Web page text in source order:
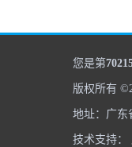
您是第
版权所有
地址：广东
技术支持：